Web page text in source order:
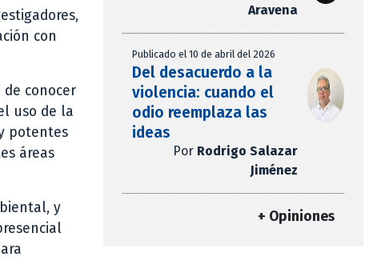
con
conocer
uso de la
potentes
áreas
y
Aravena
Publicado el 10 de abril del 2026
Del desacuerdo a la
violencia: cuando el
odio reemplaza las
ideas
Por Rodrigo Salazar
Jiménez
+ Opiniones